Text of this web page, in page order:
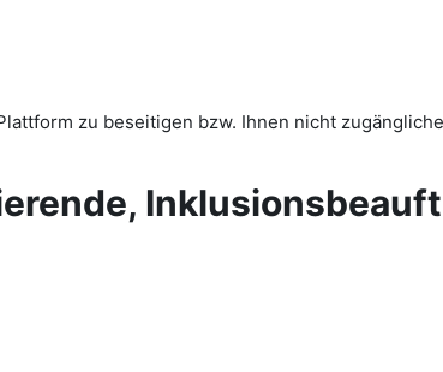
zu beseitigen bzw. Ihnen nicht